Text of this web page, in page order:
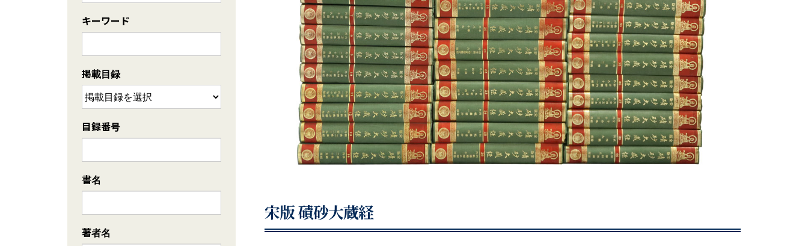
宋版 磧砂大蔵経
キーワード
掲載目録
目録番号
書名
著者名